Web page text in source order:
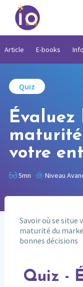
Vos enjeux
Académie
Ressources
Agenda
Contact
Article E-books
Quiz
Évaluez
votre
5mn Niveau
Savoir où se
maturité du
bonnes décisions
Évaluez
Quiz -